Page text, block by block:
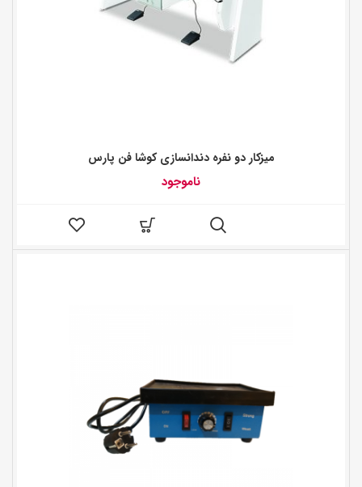
میزکار دو نفره دندانسازی کوشا فن پارس
ناموجود